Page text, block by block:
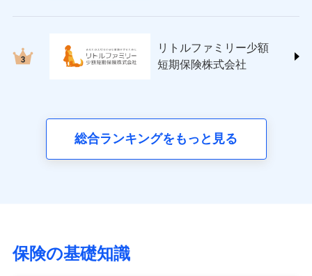
アクサ生命保険株式会社
（https://www.axa.co.jp/）
（https://www.fwdlife.co.jp/）
ソニー生命保険株式会社
（https://www.sonylife.co.jp）
SOMPOひまわり生命保険株式会社
太陽生命保険株式会社（https://www.taiyo-
リトルファミリー少額
短期保険株式会社
総合ランキングをもっと見る
保険の基礎知識